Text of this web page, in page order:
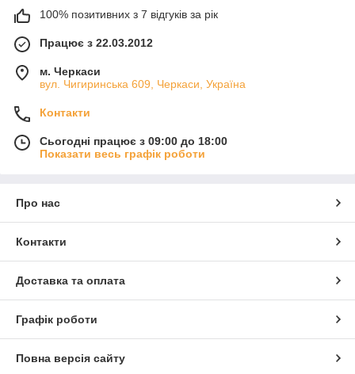
100% позитивних з 7 відгуків за рік
Працює з 22.03.2012
м. Черкаси
вул. Чигиринська 609, Черкаси, Україна
Контакти
Сьогодні працює з 09:00 до 18:00
Показати весь графік роботи
Про нас
Контакти
Доставка та оплата
Графік роботи
Повна версія сайту